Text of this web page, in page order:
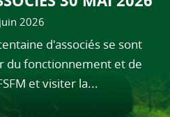
2026
d'associés se sont
du fonctionnement et de
et visiter la...